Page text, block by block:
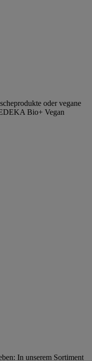
oder vegane
Bio+ Vegan
In unserem Sortiment